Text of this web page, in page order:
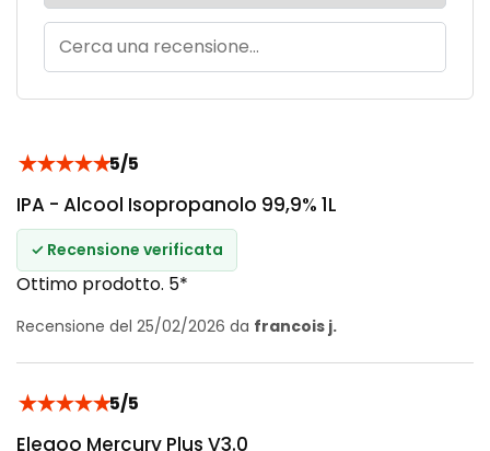
★★★★★5/5
IPA - Alcool Isopropanolo 99,9% 1L
✓ Recensione verificata
Ottimo prodotto. 5*
Recensione del 25/02/2026 da francois j.
★★★★★5/5
Elegoo Mercury Plus V3.0